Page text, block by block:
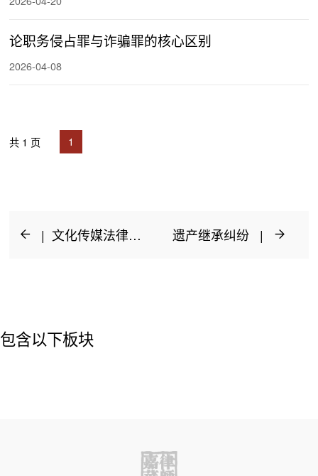
论职务侵占罪与诈骗罪的核心区别
2026-04-08
共 1 页 1
| 文化传媒法律服务 遗产继承纠纷 |
包含以下板块